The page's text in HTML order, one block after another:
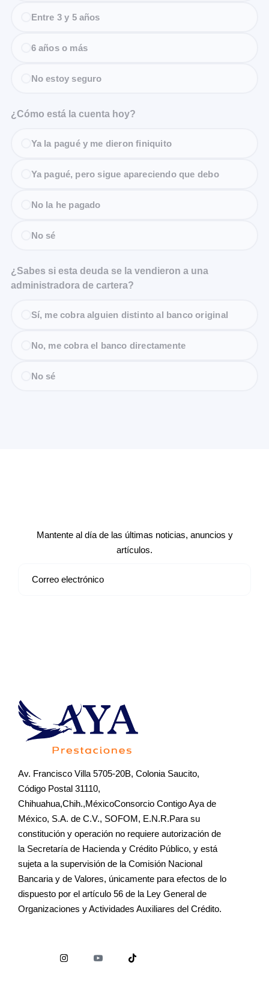
Entre 3 y 5 años
6 años o más
No estoy seguro
¿Cómo está la cuenta hoy?
Ya la pagué y me dieron finiquito
Ya pagué, pero sigue apareciendo que debo
No la he pagado
No sé
¿Sabes si esta deuda se la vendieron a una
administradora de cartera?
Sí, me cobra alguien distinto al banco original
No, me cobra el banco directamente
No sé
Mantente al día de las últimas noticias, anuncios y
artículos.
Av. Francisco Villa 5705-20B, Colonia Saucito,
Código Postal 31110,
Chihuahua,Chih.,MéxicoConsorcio Contigo Aya de
México, S.A. de C.V., SOFOM, E.N.R.Para su
constitución y operación no requiere autorización de
la Secretaría de Hacienda y Crédito Público, y está
sujeta a la supervisión de la Comisión Nacional
Bancaria y de Valores, únicamente para efectos de lo
dispuesto por el artículo 56 de la Ley General de
Organizaciones y Actividades Auxiliares del Crédito.